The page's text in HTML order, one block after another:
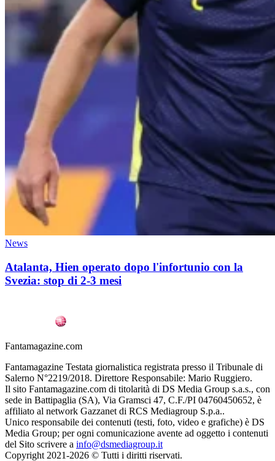
News
Atalanta, Hien operato dopo l'infortunio con la
Svezia: stop di 2-3 mesi
Fantamagazine.com
Fantamagazine Testata giornalistica registrata presso il Tribunale di
Salerno N°2219/2018. Direttore Responsabile: Mario Ruggiero.
Il sito Fantamagazine.com di titolarità di DS Media Group s.a.s., con
sede in Battipaglia (SA), Via Gramsci 47, C.F./PI 04760450652, è
affiliato al network Gazzanet di RCS Mediagroup S.p.a..
Unico responsabile dei contenuti (testi, foto, video e grafiche) è DS
Media Group; per ogni comunicazione avente ad oggetto i contenuti
del Sito scrivere a info@dsmediagroup.it
Copyright 2021-2026 © Tutti i diritti riservati.